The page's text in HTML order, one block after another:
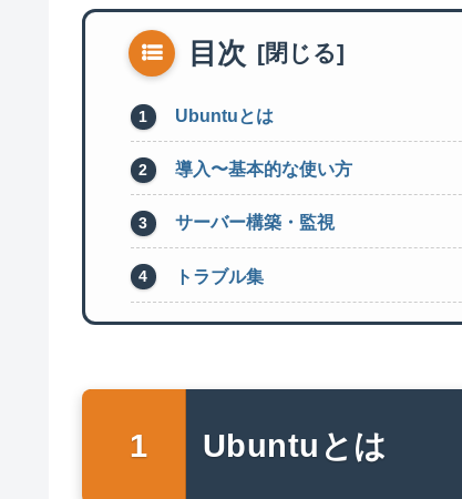
目次
Ubuntuとは
導入〜基本的な使い方
サーバー構築・監視
トラブル集
Ubuntuとは